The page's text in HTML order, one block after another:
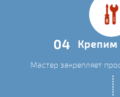
04 Крепим
Мастер закрепляет